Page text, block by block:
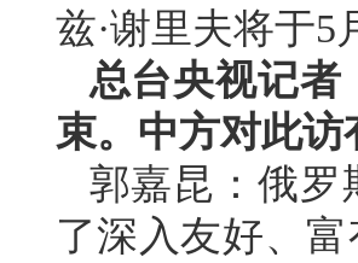
兹·谢里夫将于5
总台央视记者
束。中方对此访
郭嘉昆：俄罗
了深入友好、